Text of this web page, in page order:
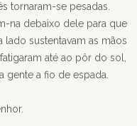
tornaram-se pesadas.
na debaixo dele para que
lado sustentavam as mãos
até ao pôr do sol,
gente a fio de espada.